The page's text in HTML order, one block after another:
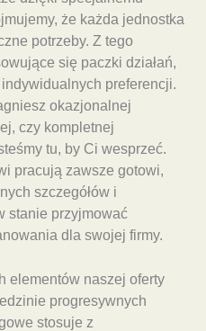
że każda jednostka
potrzeby. Z tego
się paczki działań,
preferencji.
okazjonalnej
czy kompletnej
tu, by Ci wesprzeć.
pracują zawsze gotowi,
szczegółów i
stanie przyjmować
dla swojej firmy.
elementów naszej oferty
progresywnych
stosuje z